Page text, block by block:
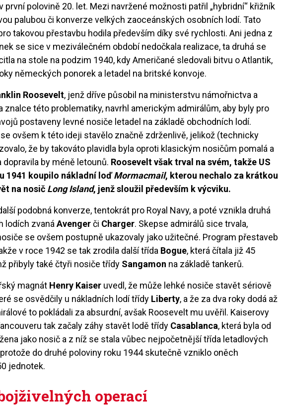
první polovině 20. let. Mezi navržené možnosti patřil „hybridní“ křižník
palubou či konverze velkých zaoceánských osobních lodí. Tato
takovou přestavbu hodila především díky své rychlosti. Ani jedna z
se sice v meziválečném období nedočkala realizace, ta druhá se
na stole na podzim 1940, kdy Američané sledovali bitvu o Atlantik,
německých ponorek a letadel na britské konvoje.
Roosevelt, jenž dříve působil na ministerstvu námořnictva a
znalce této problematiky, navrhl americkým admirálům, aby byly pro
postaveny levné nosiče letadel na základě obchodních lodí.
ovšem k této ideji stavělo značně zdrženlivě, jelikož (technicky
že by takováto plavidla byla oproti klasickým nosičům pomalá a
dopravila by méně letounů. Roosevelt však trval na svém, takže US
1941 koupilo nákladní loďMormacmail, kterou nechalo za krátkou
na nosič Long Island, jenž sloužil především k výcviku.
podobná konverze, tentokrát pro Royal Navy, a poté vznikla druhá
lodích zvanáAvengerči Charger. Skepse admirálů sice trvala,
se ovšem postupně ukazovaly jako užitečné. Program přestaveb
v roce 1942 se tak zrodila další třída Bogue, která čítala již 45
přibyly také čtyři nosiče třídy Sangamon na základě tankerů.
magnát Henry Kaiser uvedl, že může lehké nosiče stavět sériově
se osvědčily u nákladních lodí třídy Liberty, a že za dva roky dodá až
to pokládali za absurdní, avšak Roosevelt mu uvěřil. Kaiserovy
tak začaly záhy stavět lodě třídy Casablanca, která byla od
jako nosič a z níž se stala vůbec nejpočetnější třída letadlových
do druhé poloviny roku 1944 skutečně vzniklo oněch
jednotek.
operací